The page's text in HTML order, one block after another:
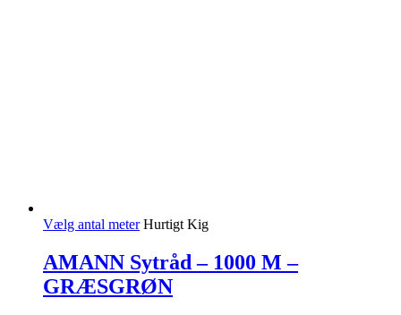
Vælg antal meter Hurtigt Kig
AMANN Sytråd – 1000 M –
GRÆSGRØN